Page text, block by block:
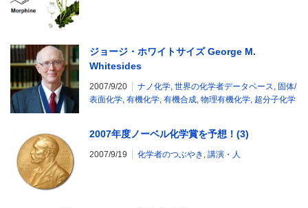
ジョージ・ホワイトサイズ George M.
Whitesides
2007/9/20 ナノ化学 世界の化学者データベース
固体/
表面化学 有機化学 有機合成 物理有機化学 超分子化学
2007年度ノーベル化学賞を予想！(3)
2007/9/19 化学者のつぶやき 講演・人